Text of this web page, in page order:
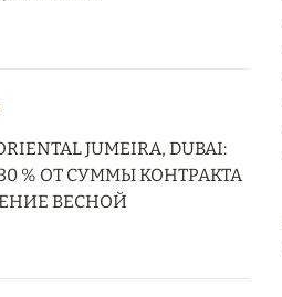
JUMEIRA, DUBAI:
% ОТ СУММЫ КОНТРАКТА
ВЕСНОЙ